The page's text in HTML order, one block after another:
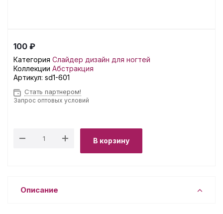
100 ₽
Категория Слайдер дизайн для ногтей
Коллекции Абстракция
Артикул: sd1-601
Стать партнером!
Запрос оптовых условий
В корзину
Описание